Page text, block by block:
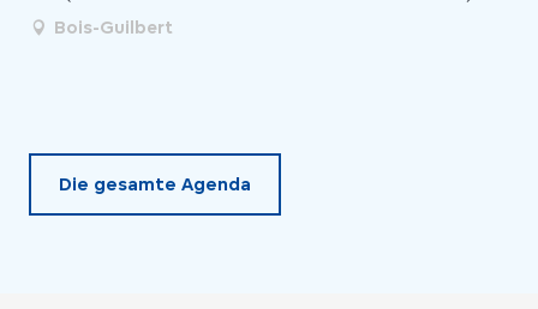
Bois-Guilbert
Die gesamte Agenda